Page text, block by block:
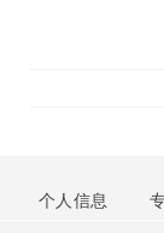
个人信息